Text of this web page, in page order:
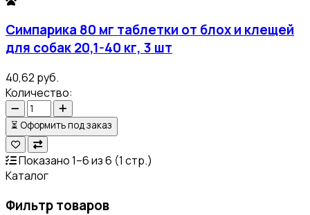
Симпарика 80 мг таблетки от блох и клещей
для собак 20,1-40 кг, 3 шт
40,62 руб.
Количество:
⏳ Оформить под заказ
Показано 1–6 из 6 (1 стр.)
Каталог
Фильтр товаров